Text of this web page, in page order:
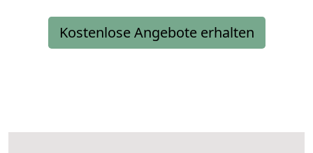
Kostenlose Angebote erhalten